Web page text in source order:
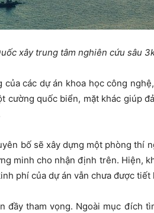
xây trung tâm nghiên cứu sâu
của các dự án khoa học công
cường quốc biển, mặt khác giúp
bố sẽ xây dựng một phòng thí
minh cho nhận định trên. Hiện,
phí của dự án vẫn chưa được tiết
đầy tham vọng. Ngoài mục đích